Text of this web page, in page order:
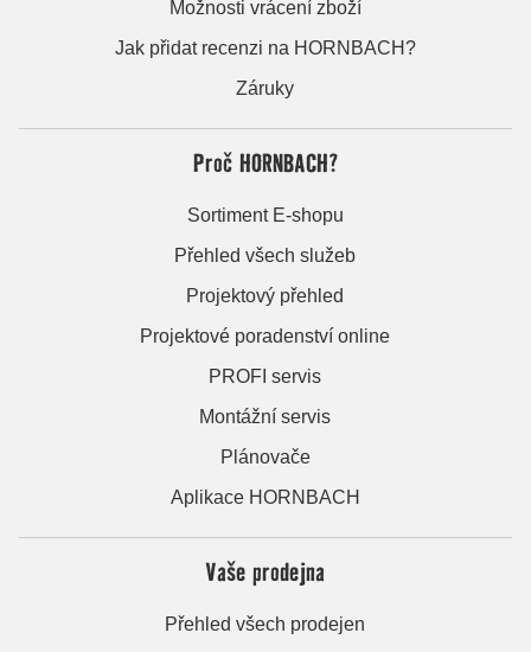
Možnosti vrácení zboží
Jak přidat recenzi na HORNBACH?
Záruky
Proč HORNBACH?
Sortiment E-shopu
Přehled všech služeb
Projektový přehled
Projektové poradenství online
PROFI servis
Montážní servis
Plánovače
Aplikace HORNBACH
Vaše prodejna
Přehled všech prodejen